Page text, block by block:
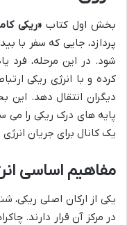
بخش اول کتاب «ریکی
پردازد، جایی که سفر با
شود. در این مرحله، فرد
کرده و با انرژی ریکی
دیگران انتقال دهد.
پایه های درک ریکی را می
یک کانال برای جریان
مفاهیم اساسی
یکی از ارکان اصلی
در مرکز آن قرار دارند.